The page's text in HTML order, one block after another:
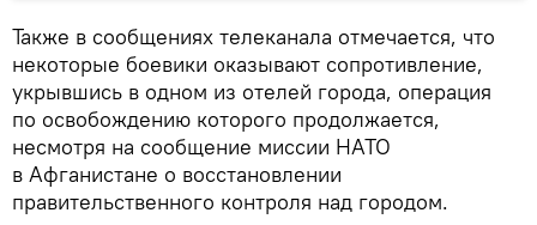
Также в сообщениях телеканала отмечается, что
некоторые боевики оказывают сопротивление,
укрывшись в одном из отелей города, операция
по освобождению которого продолжается,
несмотря на сообщение миссии НАТО
в Афганистане о восстановлении
правительственного контроля над городом.